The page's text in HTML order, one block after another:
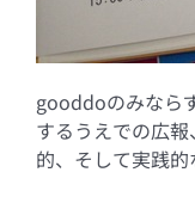
gooddoのみなら
するうえでの広
的、そして実践的